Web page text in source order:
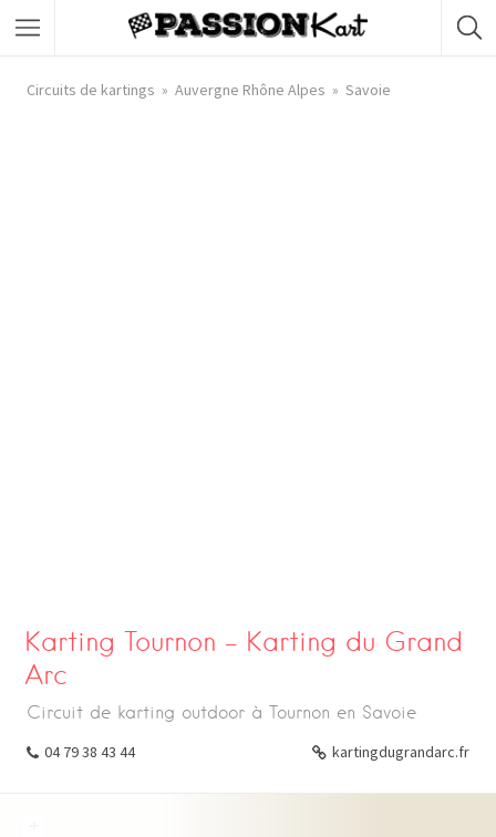
Circuits de kartings Auvergne Rhône Alpes Savoie
Karting Tournon – Karting du Grand
Arc
Circuit de karting outdoor à Tournon en Savoie
04 79 38 43 44 kartingdugrandarc.fr